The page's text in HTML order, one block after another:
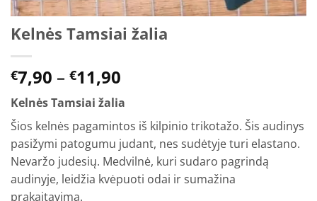
Kelnės Tamsiai žalia
€7,90 – €11,90
€7,90
through
€11,90
Kelnės Tamsiai žalia
Šios kelnės pagamintos iš kilpinio trikotažo. Šis audinys
pasižymi patogumu judant, nes sudėtyje turi elastano.
Nevaržo judesių. Medvilnė, kuri sudaro pagrindą
audinyje, leidžia kvėpuoti odai ir sumažina
prakaitavimą.